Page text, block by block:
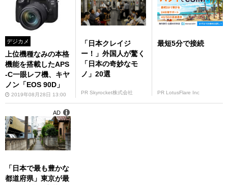
デジカメ
上位機種なみの本格
機能を搭載したAPS
-C一眼レフ機、キヤ
ノン「EOS 90D」
2019年08月28日 13:00
「日本クレイジ
ー！」外国人が驚く
「日本の奇妙なモ
ノ」20選
PR Skyrocket株式会社
最短5分で接続
PR LotusFlare Inc
「日本で最も豊かな
都道府県」東京が最
AD